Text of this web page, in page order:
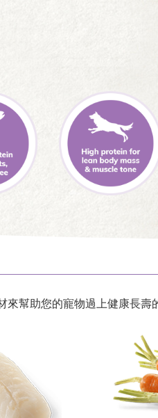
幫助您的寵物過上健康長壽